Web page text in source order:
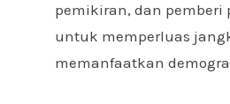
pemikiran, dan pemberi
untuk memperluas
memanfaatkan